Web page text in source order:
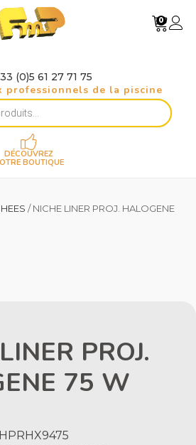
0
(0)5 61 27 71 75
professionnels de la piscine
DÉCOUVREZ
BOUTIQUE
/ NICHE LINER PROJ. HALOGENE
PROJ.
75 W